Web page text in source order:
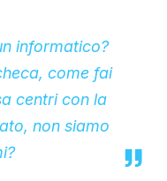
informatico?
come fai
centri con la
non siamo